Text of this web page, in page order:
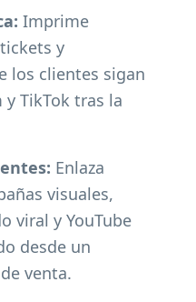
Imprime
y
los clientes sigan
TikTok tras la
Enlaza
visuales,
viral y YouTube
desde un
venta.